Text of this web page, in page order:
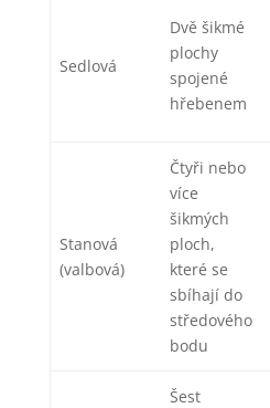
Sedlová
Dvě šikmé
plochy
spojené
hřebenem
Stanová
(valbová)
Čtyři nebo
více
šikmých
ploch,
které se
sbíhají do
středového
bodu
Šest